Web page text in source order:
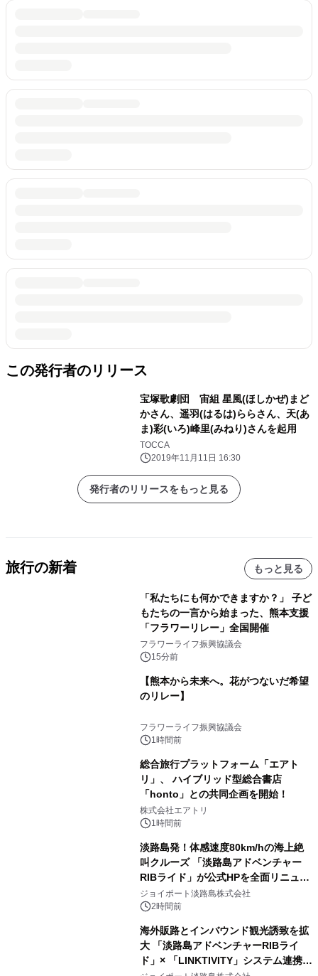
この発行者のリリース
宝塚歌劇団 宙組 星風(ほしかぜ)まど
かさん、遥羽(はるは)ららさん、天(あ
ま)彩(いろ)峰里(みねり)さんを起用
TOCCA
2019年11月11日 16:30
発行者のリリースをもっと見る
旅行の新着 もっと見る
「私たちにも何かできますか？」 子ど
もたちの一言から始まった、熊本支援
「フラワーリレー」全国開催
フラワーライフ振興協議会
15分前
【熊本から未来へ。花がつないだ希望
のリレー】
フラワーライフ振興協議会
1時間前
総合旅行プラットフォーム「エアト
リ」、 ハイブリッド型総合書店
「honto」との共同企画を開始！
株式会社エアトリ
1時間前
淡路島発！体感速度80km/hの海上絶
叫クルーズ 「淡路島アドベンチャー
RIBライド」が公式HPを全面リニュー
アル！ ～スマホで即予約完了の「スマ
ート設計」へ刷新～
ジョイポート淡路島株式会社
2時間前
海外販路とインバウンド観光誘致を拡
大 「淡路島アドベンチャーRIBライ
ド」× 「LINKTIVITY」システム連携を